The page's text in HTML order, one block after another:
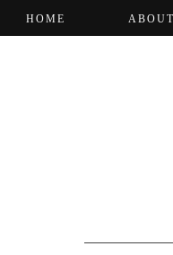
HOME ABOUT